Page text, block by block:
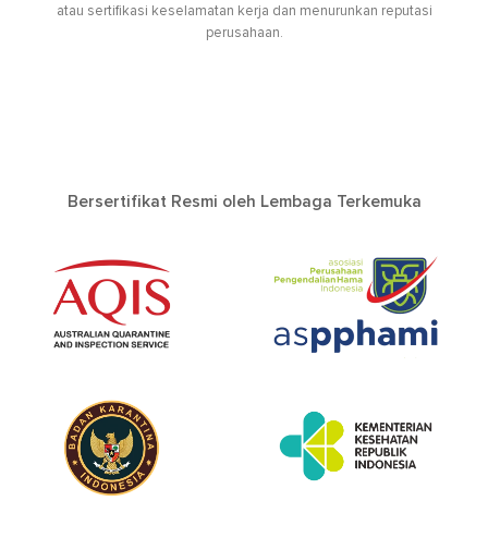
atau sertifikasi keselamatan kerja dan menurunkan reputasi
perusahaan.
Bersertifikat Resmi oleh Lembaga Terkemuka